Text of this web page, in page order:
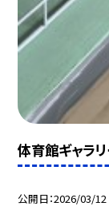
体育館ギャラ
公開日 2026/03/12